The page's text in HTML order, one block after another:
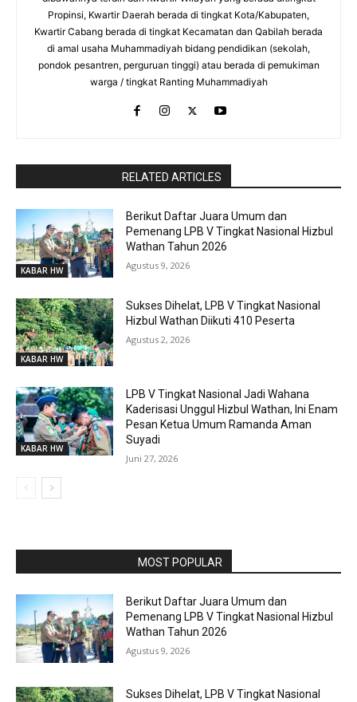
Propinsi, Kwartir Daerah berada di tingkat Kota/Kabupaten,
Kwartir Cabang berada di tingkat Kecamatan dan Qabilah berada
di amal usaha Muhammadiyah bidang pendidikan (sekolah,
pondok pesantren, perguruan tinggi) atau berada di pemukiman
warga / tingkat Ranting Muhammadiyah
RELATED ARTICLES
KABAR HW
Berikut Daftar Juara Umum dan
Pemenang LPB V Tingkat Nasional Hizbul
Wathan Tahun 2026
Agustus 9, 2026
KABAR HW
Sukses Dihelat, LPB V Tingkat Nasional
Hizbul Wathan Diikuti 410 Peserta
Agustus 2, 2026
KABAR HW
LPB V Tingkat Nasional Jadi Wahana
Kaderisasi Unggul Hizbul Wathan, Ini Enam
Pesan Ketua Umum Ramanda Aman
Suyadi
Juni 27, 2026
MOST POPULAR
Berikut Daftar Juara Umum dan
Pemenang LPB V Tingkat Nasional Hizbul
Wathan Tahun 2026
Agustus 9, 2026
Sukses Dihelat, LPB V Tingkat Nasional